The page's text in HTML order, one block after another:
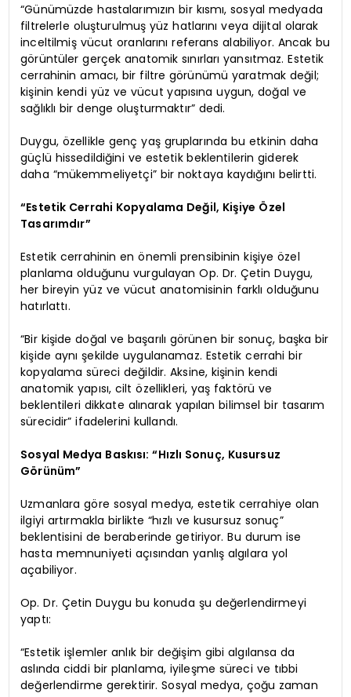
“Günümüzde hastalarımızın bir kısmı, sosyal medyada
filtrelerle oluşturulmuş yüz hatlarını veya dijital olarak
inceltilmiş vücut oranlarını referans alabiliyor. Ancak bu
görüntüler gerçek anatomik sınırları yansıtmaz. Estetik
cerrahinin amacı, bir filtre görünümü yaratmak değil;
kişinin kendi yüz ve vücut yapısına uygun, doğal ve
sağlıklı bir denge oluşturmaktır” dedi.
Duygu, özellikle genç yaş gruplarında bu etkinin daha
güçlü hissedildiğini ve estetik beklentilerin giderek
daha “mükemmeliyetçi” bir noktaya kaydığını belirtti.
“Estetik Cerrahi Kopyalama Değil, Kişiye Özel
Tasarımdır”
Estetik cerrahinin en önemli prensibinin kişiye özel
planlama olduğunu vurgulayan Op. Dr. Çetin Duygu,
her bireyin yüz ve vücut anatomisinin farklı olduğunu
hatırlattı.
“Bir kişide doğal ve başarılı görünen bir sonuç, başka bir
kişide aynı şekilde uygulanamaz. Estetik cerrahi bir
kopyalama süreci değildir. Aksine, kişinin kendi
anatomik yapısı, cilt özellikleri, yaş faktörü ve
beklentileri dikkate alınarak yapılan bilimsel bir tasarım
sürecidir” ifadelerini kullandı.
Sosyal Medya Baskısı: “Hızlı Sonuç, Kusursuz
Görünüm”
Uzmanlara göre sosyal medya, estetik cerrahiye olan
ilgiyi artırmakla birlikte “hızlı ve kusursuz sonuç”
beklentisini de beraberinde getiriyor. Bu durum ise
hasta memnuniyeti açısından yanlış algılara yol
açabiliyor.
Op. Dr. Çetin Duygu bu konuda şu değerlendirmeyi
yaptı:
“Estetik işlemler anlık bir değişim gibi algılansa da
aslında ciddi bir planlama, iyileşme süreci ve tıbbi
değerlendirme gerektirir. Sosyal medya, çoğu zaman